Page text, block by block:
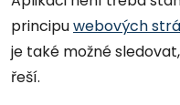
principuwebových
je také možné
řeší.